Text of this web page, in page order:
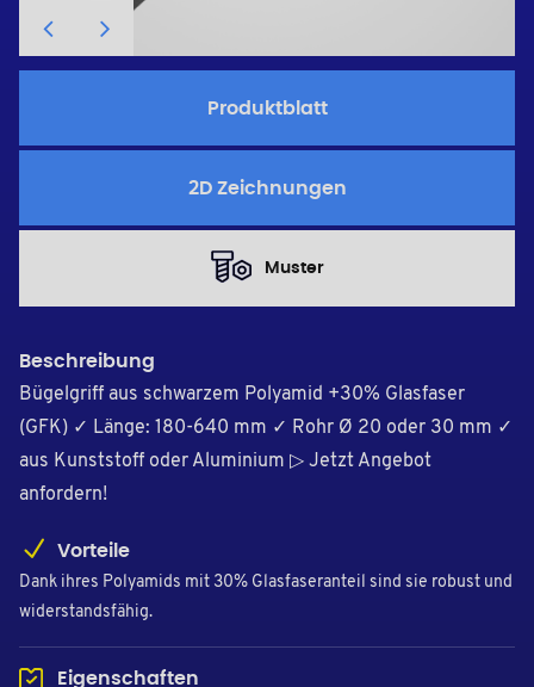
Produktblatt
2D Zeichnungen
Muster
Beschreibung
Bügelgriff aus schwarzem Polyamid +30% Glasfaser
(GFK) ✓ Länge: 180-640 mm ✓ Rohr Ø 20 oder 30 mm ✓
aus Kunststoff oder Aluminium ▷ Jetzt Angebot
anfordern!
Vorteile
Dank ihres Polyamids mit 30% Glasfaseranteil sind sie robust und
widerstandsfähig.
Eigenschaften